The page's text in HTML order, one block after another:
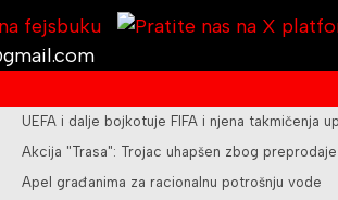
UEFA i dalje bojkotuje FIFA i njena takmičenja
Akcija "Trasa": Trojac uhapšen zbog
Apel građanima za racionalnu potrošnju vode